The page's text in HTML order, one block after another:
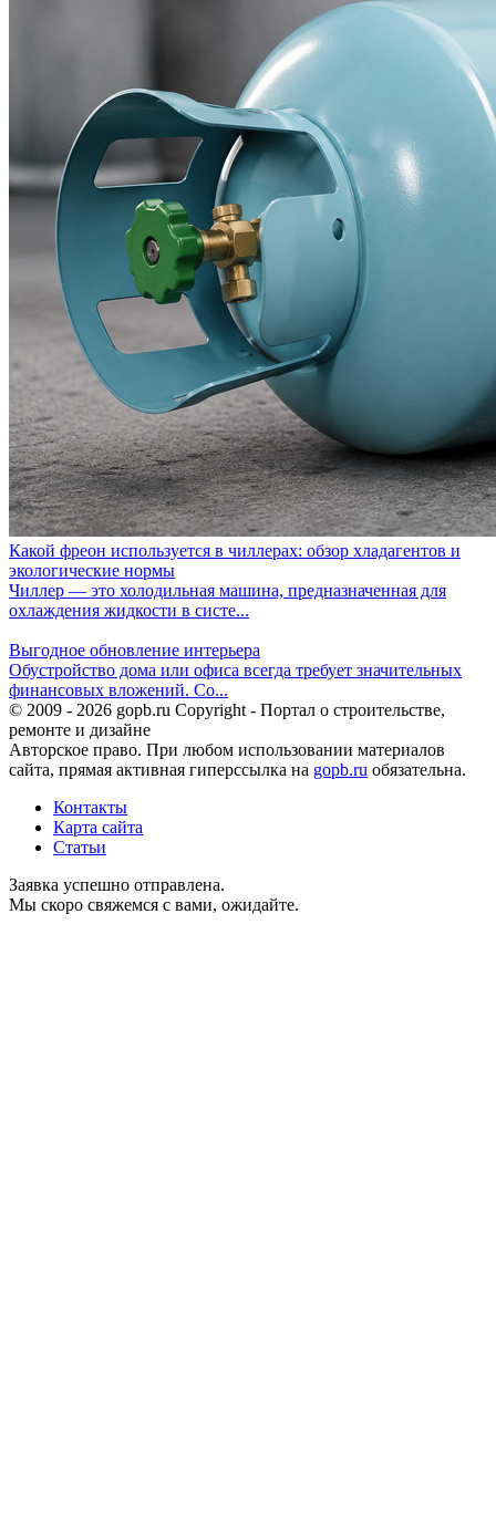
Какой фреон используется в чиллерах: обзор хладагентов и
экологические нормы
Чиллер — это холодильная машина, предназначенная для
охлаждения жидкости в систе...
Выгодное обновление интерьера
Обустройство дома или офиса всегда требует значительных
финансовых вложений. Со...
© 2009 - 2026 gopb.ru Copyright - Портал о строительстве,
ремонте и дизайне
Авторское право. При любом использовании материалов
сайта, прямая активная гиперссылка на gopb.ru обязательна.
Контакты
Карта сайта
Статьи
Заявка успешно отправлена.
Мы скоро свяжемся с вами, ожидайте.